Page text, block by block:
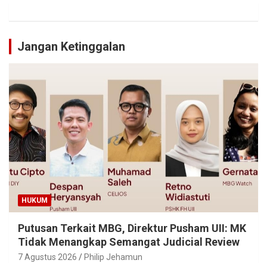
Jangan Ketinggalan
HUKUM
Putusan Terkait MBG, Direktur Pusham UII: MK
Tidak Menangkap Semangat Judicial Review
7 Agustus 2026 Philip Jehamun